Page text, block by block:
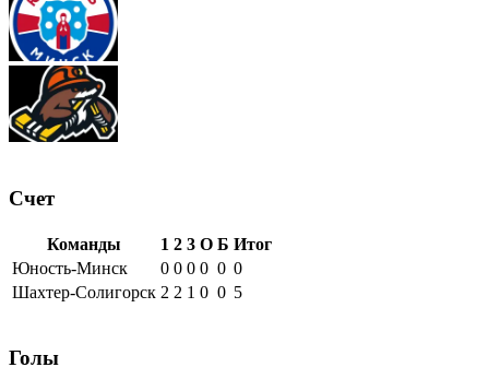
Счет
Команды 1 2 3 О Б Итог
Юность-Минск
0 0 0 0 0 0
Шахтер-Солигорск 2 2 1 0 0 5
Голы